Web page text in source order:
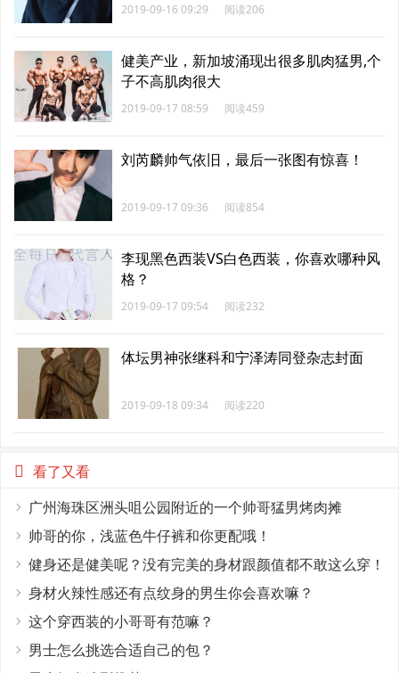
2019-09-16 09:29 阅读206
健美产业，新加坡涌现出很多肌肉猛男,个
子不高肌肉很大
2019-09-17 08:59 阅读459
刘芮麟帅气依旧，最后一张图有惊喜！
2019-09-17 09:36 阅读854
李现黑色西装VS白色西装，你喜欢哪种风
格？
2019-09-17 09:54 阅读232
体坛男神张继科和宁泽涛同登杂志封面
2019-09-18 09:34 阅读220
看了又看
广州海珠区洲头咀公园附近的一个帅哥猛男烤肉摊
帅哥的你，浅蓝色牛仔裤和你更配哦！
健身还是健美呢？没有完美的身材跟颜值都不敢这么穿！
身材火辣性感还有点纹身的男生你会喜欢嘛？
这个穿西装的小哥哥有范嘛？
男士怎么挑选合适自己的包？